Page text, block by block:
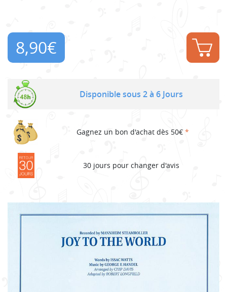
8,90€
Disponible sous 2 à 6 Jours
Gagnez un bon d'achat dès 50€ *
30 jours pour changer d'avis